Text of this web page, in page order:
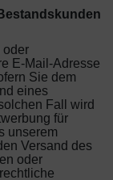
oder
E-Mail-Adresse
Sie dem
eines
Fall wird
für
unserem
Versand des
oder